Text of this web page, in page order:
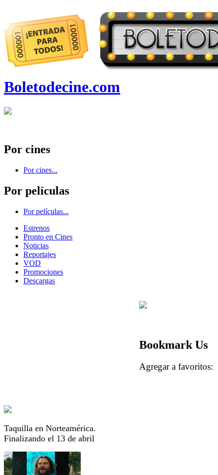
Boletodecine.com
Por cines
Por cines...
Por películas
Por películas...
Estrenos
Pronto en Cines
Noticias
Reportajes
VOD
Promociones
Descargas
Taquilla en Norteamérica.
Finalizando el 13 de abril
Bookmark Us
Agregar a